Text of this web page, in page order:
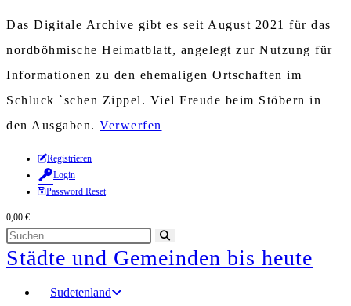
Das Digitale Archive gibt es seit August 2021 für das
nordböhmische Heimatblatt, angelegt zur Nutzung für
Informationen zu den ehemaligen Ortschaften im
Schluck `schen Zippel. Viel Freude beim Stöbern in
den Ausgaben. Verwerfen
Zum
Inhalt
springen
Registrieren
Login
Password Reset
0,00 €
Diese
Website
durchsuchen
starten
Städte und Gemeinden bis heute
Sudetenland